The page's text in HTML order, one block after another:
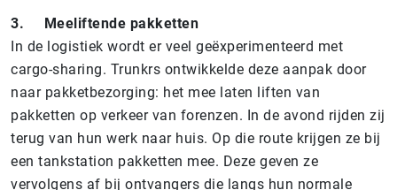
3.
Meeliftende pakketten
In de logistiek wordt er veel geëxperimenteerd met
cargo-sharing. Trunkrs ontwikkelde deze aanpak door
naar pakketbezorging: het mee laten liften van
pakketten op verkeer van forenzen. In de avond rijden zij
terug van hun werk naar huis. Op die route krijgen ze bij
een tankstation pakketten mee. Deze geven ze
vervolgens af bij ontvangers die langs hun normale